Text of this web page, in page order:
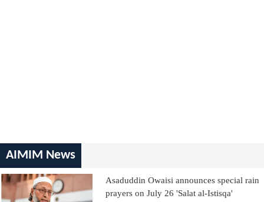
AIMIM News
Asaduddin Owaisi announces special rain
prayers on July 26 'Salat al-Istisqa'